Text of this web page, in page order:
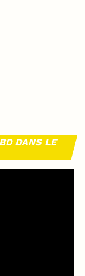
DANS LE